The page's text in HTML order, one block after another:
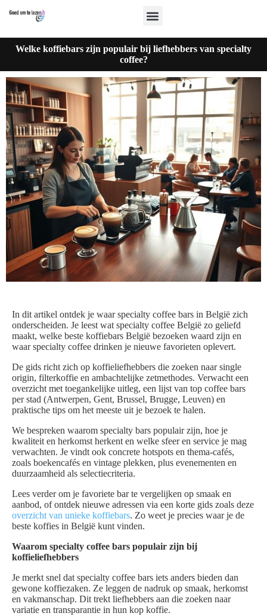
Welke koffiebars zijn populair bij liefhebbers van specialty
coffee?
In dit artikel ontdek je waar specialty coffee bars in België zich
onderscheiden. Je leest wat specialty coffee België zo geliefd
maakt, welke beste koffiebars België bezoeken waard zijn en
waar specialty coffee drinken je nieuwe favorieten oplevert.
De gids richt zich op koffieliefhebbers die zoeken naar single
origin, filterkoffie en ambachtelijke zetmethodes. Verwacht een
overzicht met toegankelijke uitleg, een lijst van top coffee bars
per stad (Antwerpen, Gent, Brussel, Brugge, Leuven) en
praktische tips om het meeste uit je bezoek te halen.
We bespreken waarom specialty bars populair zijn, hoe je
kwaliteit en herkomst herkent en welke sfeer en service je mag
verwachten. Je vindt ook concrete hotspots en thema-cafés,
zoals boekencafés en vintage plekken, plus evenementen en
duurzaamheid als selectiecriteria.
Lees verder om je favoriete bar te vergelijken op smaak en
aanbod, of ontdek nieuwe adressen via een korte gids zoals deze
overzicht van unieke koffiebars. Zo weet je precies waar je de
beste koffies in België kunt vinden.
Waarom specialty coffee bars populair zijn bij
koffieliefhebbers
Je merkt snel dat specialty coffee bars iets anders bieden dan
gewone koffiezaken. Ze leggen de nadruk op smaak, herkomst
en vakmanschap. Dit trekt liefhebbers aan die zoeken naar
variatie en transparantie in hun kop koffie.